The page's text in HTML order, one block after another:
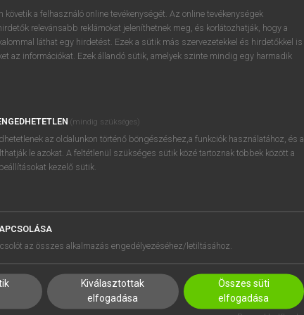
regisztrálok ésbelépek.
REGISZTRÁCIÓ
SÚGÓ
RÓLUNK
SÜTI BEÁLLÍTÁSOK
követik a felhasználó online tevékenységét. Az online tevékenységek
relevánsabb reklámokat jeleníthetnek meg, és korlátozhatják, hogy a
láthat egy hirdetést. Ezek a sütik más szervezetekkel és hirdetőkkel is
az információkat. Ezek állandó sütik, amelyek szinte mindig egy harmadik
(mindig szükséges)
az oldalunkon történő böngészéshez,a funkciók használatához, és a
le azokat. A feltétlenül szükséges sütik közé tartoznak többek között a
kezelő sütik.
az összes alkalmazás engedélyezéséhez/letiltásához.
Kiválasztottak
elfogadása
Összes süti
elfogadása